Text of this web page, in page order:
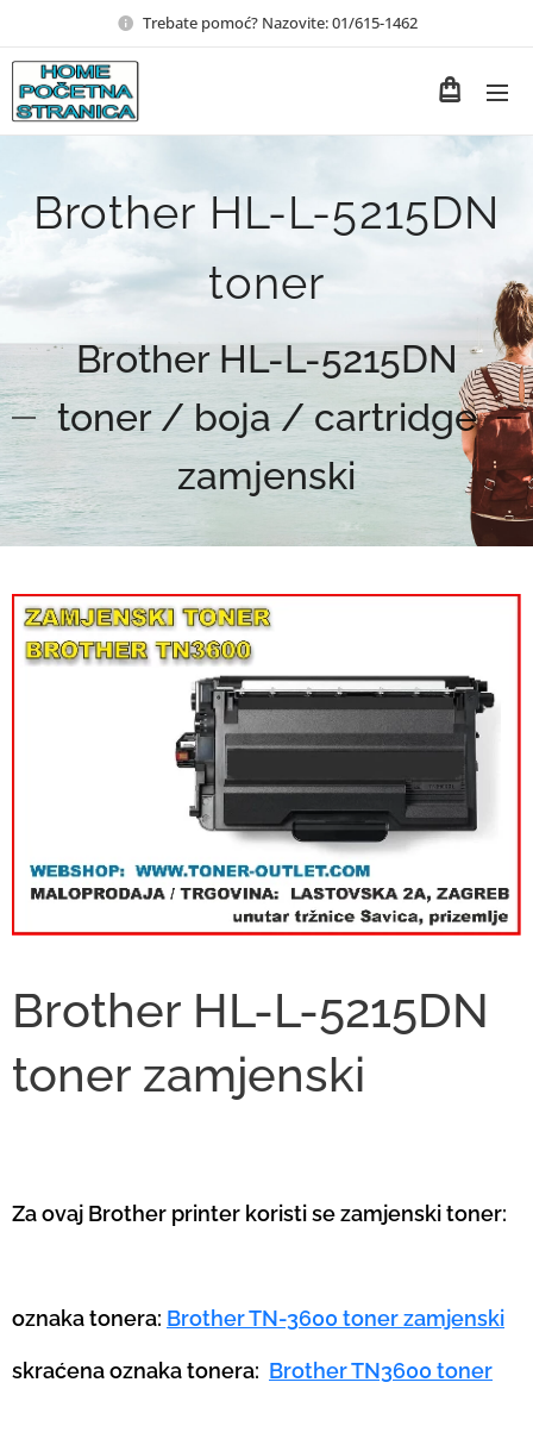
Trebate pomoć? Nazovite: 01/615-1462
Brother HL-L-5215DN
toner
Brother HL-L-5215DN
toner / boja / cartridge
zamjenski
Brother HL-L-5215DN
toner zamjenski
Za ovaj Brother printer koristi se zamjenski toner:
oznaka tonera: Brother TN-3600 toner zamjenski
skraćena oznaka tonera: Brother TN3600 toner